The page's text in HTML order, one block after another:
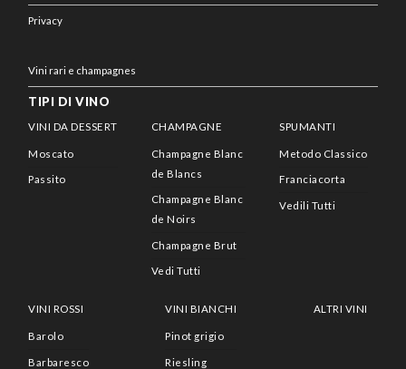
Privacy
Vini rari e champagnes
TIPI DI VINO
VINI DA DESSERT
Moscato
Passito
CHAMPAGNE
Champagne Blanc
de Blancs
Champagne Blanc
de Noirs
Champagne Brut
Vedi Tutti
SPUMANTI
Metodo Classico
Franciacorta
Vedili Tutti
VINI ROSSI
Barolo
Barbaresco
VINI BIANCHI
Pinot grigio
Riesling
ALTRI VINI